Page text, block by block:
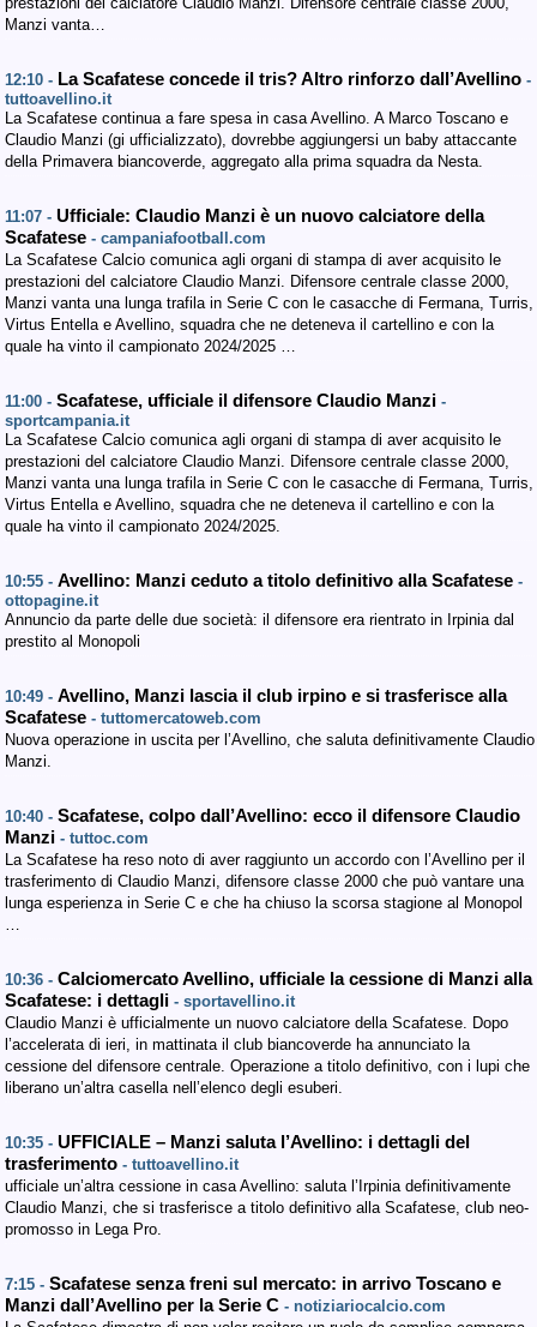
Manzi vanta…
12:10 - La Scafatese concede il tris? Altro rinforzo dall’Avellino -
tuttoavellino.it
La Scafatese continua a fare spesa in casa Avellino. A Marco Toscano e
Claudio Manzi (gi ufficializzato), dovrebbe aggiungersi un baby attaccante
della Primavera biancoverde, aggregato alla prima squadra da Nesta.
11:07 - Ufficiale: Claudio Manzi è un nuovo calciatore della
Scafatese - campaniafootball.com
La Scafatese Calcio comunica agli organi di stampa di aver acquisito le
prestazioni del calciatore Claudio Manzi. Difensore centrale classe 2000,
Manzi vanta una lunga trafila in Serie C con le casacche di Fermana, Turris,
Virtus Entella e Avellino, squadra che ne deteneva il cartellino e con la
quale ha vinto il campionato 2024/2025 …
11:00 - Scafatese, ufficiale il difensore Claudio Manzi -
sportcampania.it
La Scafatese Calcio comunica agli organi di stampa di aver acquisito le
prestazioni del calciatore Claudio Manzi. Difensore centrale classe 2000,
Manzi vanta una lunga trafila in Serie C con le casacche di Fermana, Turris,
Virtus Entella e Avellino, squadra che ne deteneva il cartellino e con la
quale ha vinto il campionato 2024/2025.
10:55 - Avellino: Manzi ceduto a titolo definitivo alla Scafatese -
ottopagine.it
Annuncio da parte delle due società: il difensore era rientrato in Irpinia dal
prestito al Monopoli
10:49 - Avellino, Manzi lascia il club irpino e si trasferisce alla
Scafatese - tuttomercatoweb.com
Nuova operazione in uscita per l’Avellino, che saluta definitivamente Claudio
Manzi.
10:40 - Scafatese, colpo dall’Avellino: ecco il difensore Claudio
Manzi - tuttoc.com
La Scafatese ha reso noto di aver raggiunto un accordo con l’Avellino per il
trasferimento di Claudio Manzi, difensore classe 2000 che può vantare una
lunga esperienza in Serie C e che ha chiuso la scorsa stagione al Monopol
…
10:36 - Calciomercato Avellino, ufficiale la cessione di Manzi alla
Scafatese: i dettagli - sportavellino.it
Claudio Manzi è ufficialmente un nuovo calciatore della Scafatese. Dopo
l’accelerata di ieri, in mattinata il club biancoverde ha annunciato la
cessione del difensore centrale. Operazione a titolo definitivo, con i lupi che
liberano un’altra casella nell’elenco degli esuberi.
10:35 - UFFICIALE – Manzi saluta l’Avellino: i dettagli del
trasferimento - tuttoavellino.it
ufficiale un’altra cessione in casa Avellino: saluta l’Irpinia definitivamente
Claudio Manzi, che si trasferisce a titolo definitivo alla Scafatese, club neo-
promosso in Lega Pro.
7:15 - Scafatese senza freni sul mercato: in arrivo Toscano e
Manzi dall’Avellino per la Serie C - notiziariocalcio.com